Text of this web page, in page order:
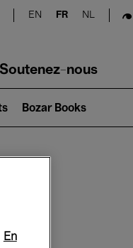
search
EN FR NL
Soutenez-nous
Bozar Books
En